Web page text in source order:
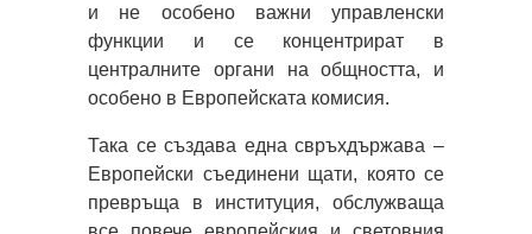
и не особено важни управленски
функции и се концентрират в
централните органи на общността, и
особено в Европейската комисия.
Така се създава една свръхдържава –
Европейски съединени щати, която се
превръща в институция, обслужваща